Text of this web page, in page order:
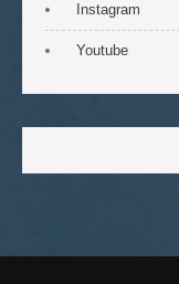
Instagram
Youtube